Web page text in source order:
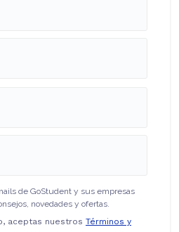
de GoStudent y sus empresas
novedades y ofertas.
aceptas nuestros Términos y